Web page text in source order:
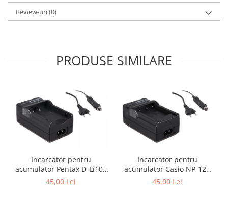
E27
Blițuri și lumini foto/video
Telefoane mobile
Telefoane mobile
Custi aparate foto-video
Incarcatoare auto
Telefoane mobile
Review-uri(0)
PRODUSE SIMILARE
Incarcator pentru
acumulator Pentax D-Li109
Patona
45,00 Lei
Incarcator pentru
acumulator Casio NP-120
Patona
45,00 Lei